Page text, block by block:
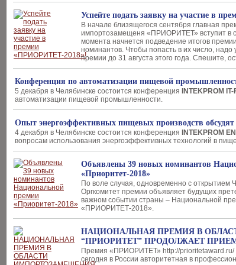
Успейте подать заявку на участие в
В начале близящегося сентября главная
импортозамещеня «ПРИОРИТЕТ» вступит в
момента начнется подведение итогов
номинантов. Чтобы попасть в их число, надо
премии до 31 августа этого года. Спешите,
Конференция по автоматизации пищевой
5 декабря в Челябинске состоится конференция INTEKPROM IT-
автоматизации пищевой промышленности.
Опыт энергоэффективных пищевых производств обсудят
4 декабря в Челябинске состоится конференция INTEKPROM
вопросам использования энергоэффективных технологий в
Объявлены 39 новых номинантов
«Приоритет-2018»
По воле случая, одновременно с
Оргкомитет премии объявляет будущих
важном событии страны – Национальной
«ПРИОРИТЕТ-2018».
НАЦИОНАЛЬНАЯ ПРЕМИЯ В
“ПРИОРИТЕТ” ПРОДОЛЖАЕТ
Премия «ПРИОРИТЕТ» http://prioritetaward.ru/
сегодня в России авторитетная в